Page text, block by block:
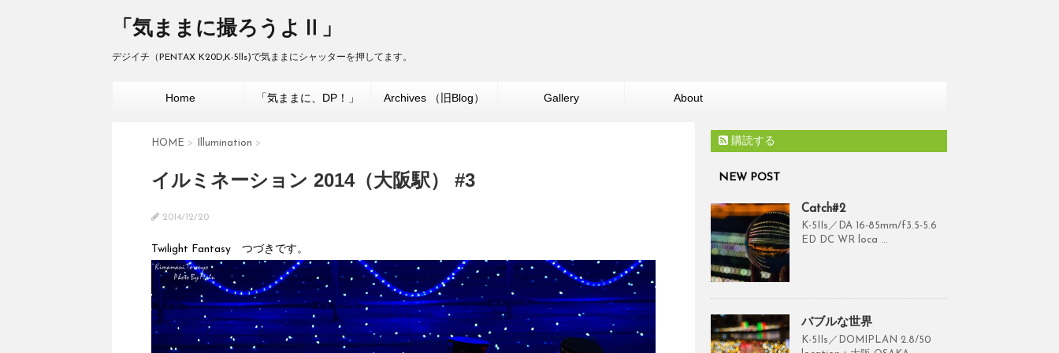
「気ままに撮ろうよⅡ」
デジイチ（PENTAX K20D,K-5lls)で気ままにシャッターを押してます。
Home 「気ままに、DP！」 Archives （旧Blog） Gallery About
HOME > Illumination >
イルミネーション 2014（大阪駅） #3
2014/12/20
Twilight Fantasy つづきです。
購読する
NEW POST
Catch#2
K-5IIs／DA 16-85mm/f3.5-5.6
ED DC WR loca ...
バブルな世界
K-5IIs／DOMIPLAN 2.8/50